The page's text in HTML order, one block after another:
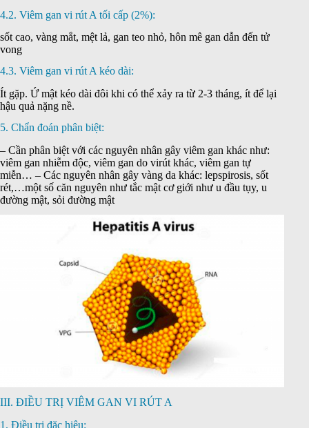
4.2. Viêm gan vi rút A tối cấp (2%):
sốt cao, vàng mắt, mệt lả, gan teo nhỏ, hôn mê gan dẫn đến tử
vong
4.3. Viêm gan vi rút A kéo dài:
Ít gặp. Ứ mật kéo dài đôi khi có thể xảy ra từ 2-3 tháng, ít để lại
hậu quả nặng nề.
5. Chẩn đoán phân biệt:
– Cần phân biệt với các nguyên nhân gây viêm gan khác như:
viêm gan nhiễm độc, viêm gan do virút khác, viêm gan tự
miễn… – Các nguyên nhân gây vàng da khác: lepspirosis, sốt
rét,…một số căn nguyên như tắc mật cơ giới như u đầu tụy, u
đường mật, sỏi đường mật
III. ĐIỀU TRỊ VIÊM GAN VI RÚT A
1. Điều trị đặc hiệu: